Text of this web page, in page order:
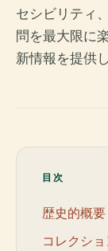
セシビリティ
問を最大限に
新情報を提供
目次
歴史的概要
コレクシ